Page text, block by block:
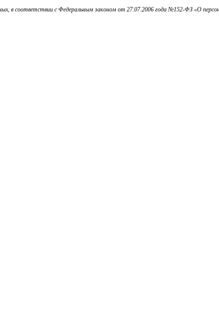
в соответствии с Федеральным законом от 27.07.2006 года №152-ФЗ «О